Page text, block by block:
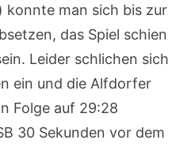
konnte man sich bis zur
das Spiel schien
Leider schlichen sich
ein und die Alfdorfer
Folge auf 29:28
30 Sekunden vor dem